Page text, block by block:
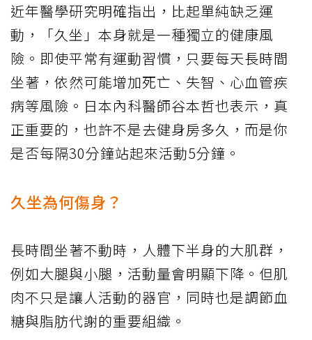
近年醫學研究明確指出，比起單純缺乏運
動，「久坐」本身就是一種獨立的健康風
險。即使平常有運動習慣，只要每天長時間
坐著，依然可能增加死亡、失智、心血管疾
病等風險。日本內科醫師谷本哲也表示 ，真
正重要的，也許不是去健身房多久，而是你
是否每隔30分鐘站起來活動5分鐘。
久坐為何傷身？
長時間坐著不動時，人體下半身的大肌群，
例如大腿與小腿，活動量會明顯下降。但肌
肉不只是讓人活動的器官，同時也是調節血
糖與脂肪代謝的重要組織。